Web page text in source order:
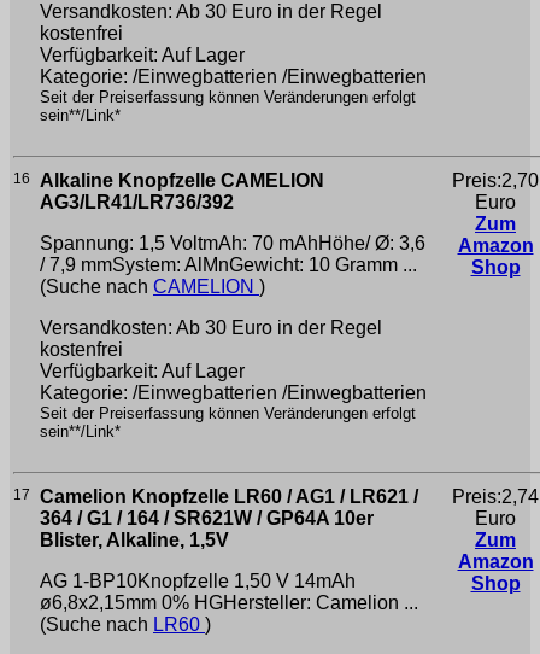
Versandkosten: Ab 30 Euro in der Regel
kostenfrei
Verfügbarkeit: Auf Lager
Kategorie: /Einwegbatterien /Einwegbatterien
Seit der Preiserfassung können Veränderungen erfolgt
sein**/Link*
16
Alkaline Knopfzelle CAMELION
AG3/LR41/LR736/392
Spannung: 1,5 VoltmAh: 70 mAhHöhe/ Ø: 3,6
/ 7,9 mmSystem: AlMnGewicht: 10 Gramm ...
(Suche nach CAMELION )
Versandkosten: Ab 30 Euro in der Regel
kostenfrei
Verfügbarkeit: Auf Lager
Kategorie: /Einwegbatterien /Einwegbatterien
Seit der Preiserfassung können Veränderungen erfolgt
sein**/Link*
Preis:2,70
Euro
Zum
Amazon
Shop
17
Camelion Knopfzelle LR60 / AG1 / LR621 /
364 / G1 / 164 / SR621W / GP64A 10er
Blister, Alkaline, 1,5V
AG 1-BP10Knopfzelle 1,50 V 14mAh
ø6,8x2,15mm 0% HGHersteller: Camelion ...
(Suche nach LR60 )
Preis:2,74
Euro
Zum
Amazon
Shop